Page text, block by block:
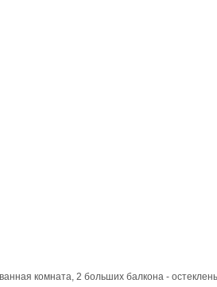
комната, 2 больших балкона -